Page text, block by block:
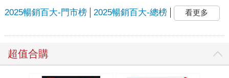
2025暢銷百大-門市榜 2025暢銷百大-總榜 看更多
超值合購